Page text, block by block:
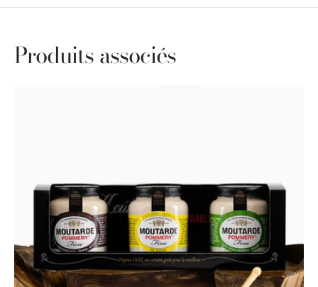
Produits associés